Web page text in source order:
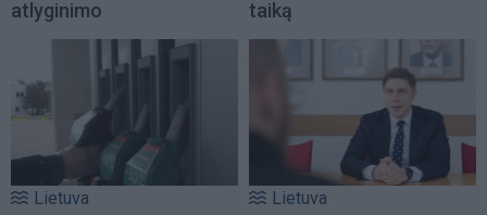
atlyginimo
taiką
Lietuva Lietuva